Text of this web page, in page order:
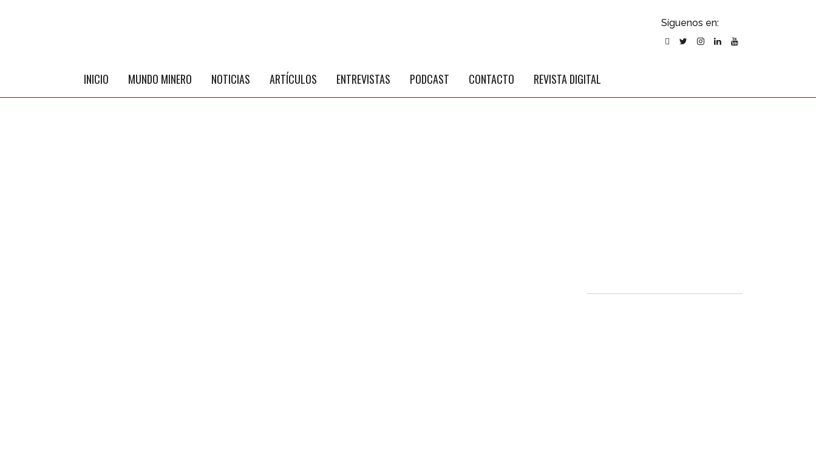
Síguenos en:
INICIO MUNDO MINERO NOTICIAS ARTÍCULOS ENTREVISTAS PODCAST CONTACTO REVISTA DIGITAL